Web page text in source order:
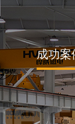
成功案